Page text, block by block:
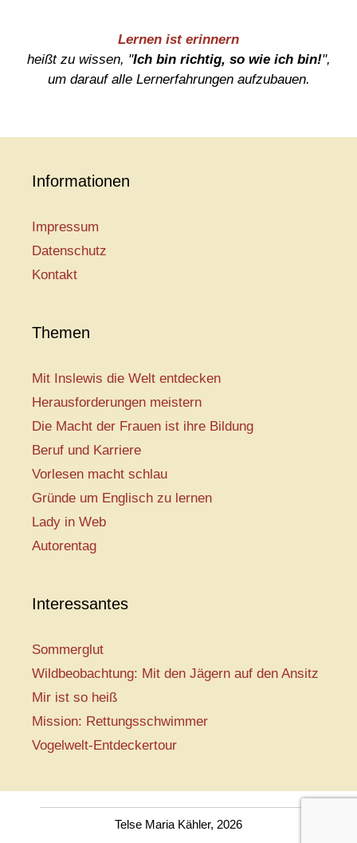
Lernen ist erinnern
heißt zu wissen, "Ich bin richtig, so wie ich bin!",
um darauf alle Lernerfahrungen aufzubauen.
Informationen
Impressum
Datenschutz
Kontakt
Themen
Mit Inslewis die Welt entdecken
Herausforderungen meistern
Die Macht der Frauen ist ihre Bildung
Beruf und Karriere
Vorlesen macht schlau
Gründe um Englisch zu lernen
Lady in Web
Autorentag
Interessantes
Sommerglut
Wildbeobachtung: Mit den Jägern auf den Ansitz
Mir ist so heiß
Mission: Rettungsschwimmer
Vogelwelt-Entdeckertour
Telse Maria Kähler, 2026